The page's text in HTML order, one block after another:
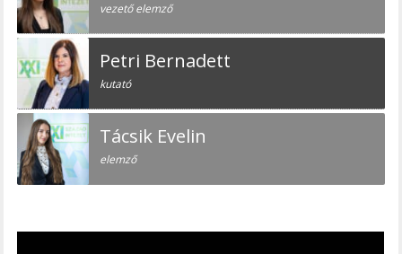
vezető elemző
Petri Bernadett
kutató
Tácsik Evelin
elemző